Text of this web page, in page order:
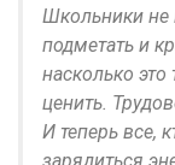
Школьники не
подметать и
насколько
ценить.
И теперь все,
зарядиться